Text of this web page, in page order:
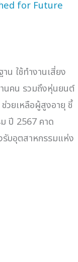
for Future
น ใช้ทำงานเสี่ยง
นคน รวมถึงหุ่นยนต์
วยเหลือผู้สูงอายุ ชี้
ปี 2567 คาด
รับอุตสาหกรรมแห่ง